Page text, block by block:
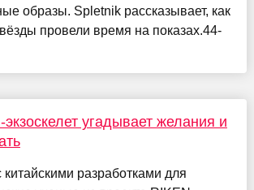
образы. Spletnik рассказывает, как
провели время на показах.44-
угадывает желания и
разработками для